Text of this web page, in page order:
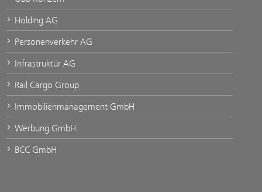
Holding AG
Personenverkehr AG
Infrastruktur AG
Rail Cargo Group
Immobilienmanagement GmbH
Werbung GmbH
BCC GmbH